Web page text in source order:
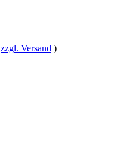
zzgl. Versand )